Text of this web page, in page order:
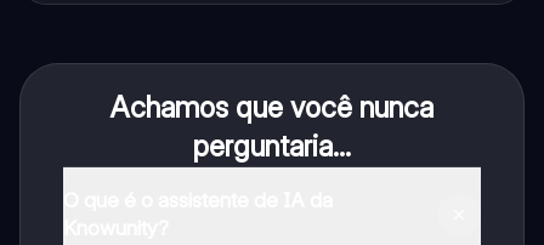
Achamos que você nunca
perguntaria...